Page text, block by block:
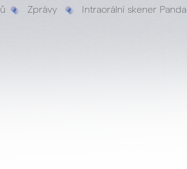
Zprávy Intraorální skener